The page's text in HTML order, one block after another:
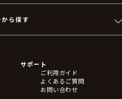
ら探す
ップ
サポート
ご利用ガイド
よくあるご質問
お問い合わせ